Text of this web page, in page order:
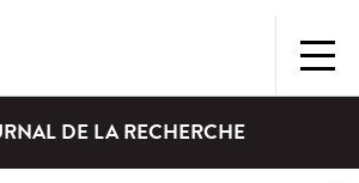
DE LA RECHERCHE